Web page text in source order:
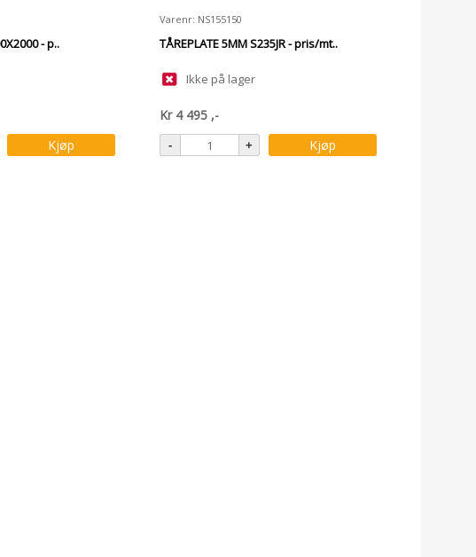
- p..
Kjøp
Varenr: NS155150
TÅREPLATE 5MM S235JR - pris/mt..
Ikke på lager
Kr 4 495 ,-
Kjøp